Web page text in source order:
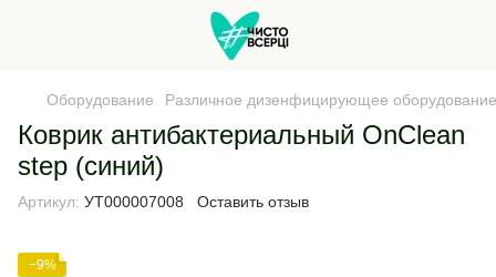
Оборудование Различное дизенфицирующее оборудование
Коврик антибактериальный OnClean
step (синий)
Артикул: УТ000007008 Оставить отзыв
−9%